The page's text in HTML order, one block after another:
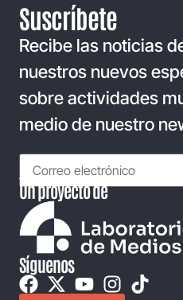
Suscríbete
Recibe las noticias
nuestros nuevos
sobre actividades
medio de nuestro
Un proyecto de
Síguenos